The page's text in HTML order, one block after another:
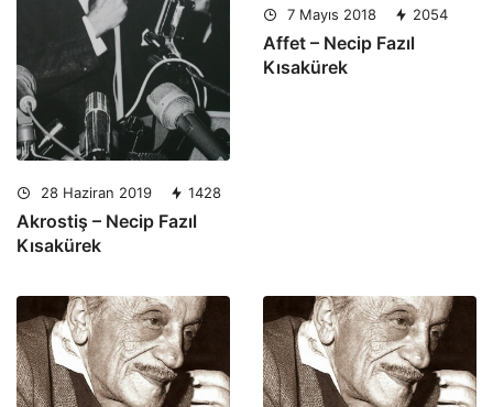
28 Haziran 2019 1428
Akrostiş – Necip Fazıl
Kısakürek
7 Mayıs 2018 2054
Affet – Necip Fazıl
Kısakürek